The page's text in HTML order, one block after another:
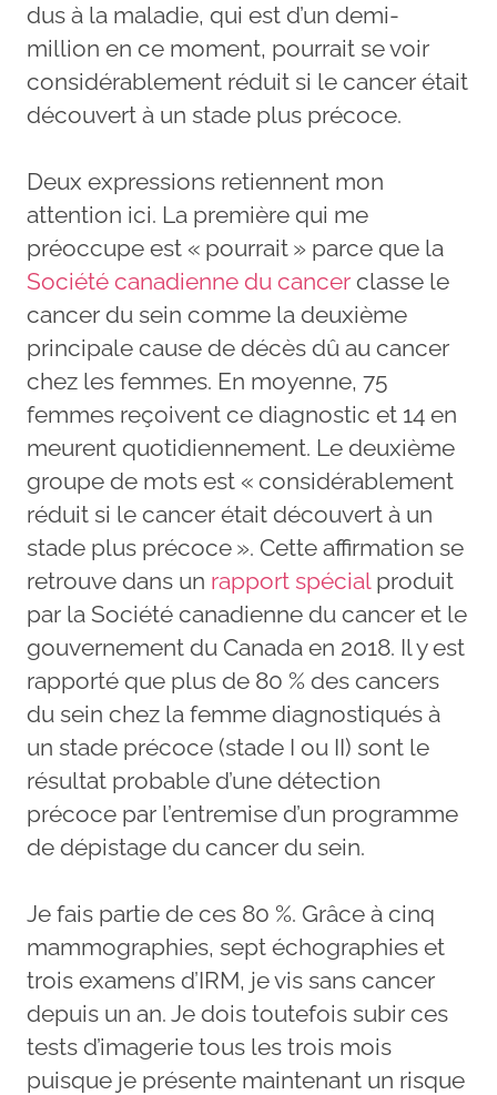
dus à la maladie, qui est d’un demi-
million en ce moment, pourrait se voir
considérablement réduit si le cancer était
découvert à un stade plus précoce.
Deux expressions retiennent mon
attention ici. La première qui me
préoccupe est « pourrait » parce que la
Société canadienne du cancer classe le
cancer du sein comme la deuxième
principale cause de décès dû au cancer
chez les femmes. En moyenne, 75
femmes reçoivent ce diagnostic et 14 en
meurent quotidiennement. Le deuxième
groupe de mots est « considérablement
réduit si le cancer était découvert à un
stade plus précoce ». Cette affirmation se
retrouve dans un rapport spécialproduit
par la Société canadienne du cancer et le
gouvernement du Canada en 2018. Il y est
rapporté que plus de 80 % des cancers
du sein chez la femme diagnostiqués à
un stade précoce (stade I ou II) sont le
résultat probable d’une détection
précoce par l’entremise d’un programme
de dépistage du cancer du sein.
Je fais partie de ces 80 %. Grâce à cinq
mammographies, sept échographies et
trois examens d’IRM, je vis sans cancer
depuis un an. Je dois toutefois subir ces
tests d’imagerie tous les trois mois
puisque je présente maintenant un risque